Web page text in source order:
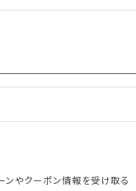
ンやクーポン情報を受け取る